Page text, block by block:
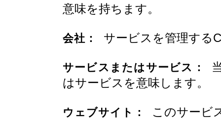
意味を持ちます。
会社： サービスを管理する
サービスまたはサービス：
はサービスを意味します。
ウェブサイト：
このサービ